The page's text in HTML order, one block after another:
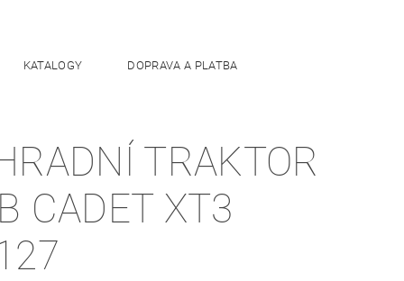
KATALOGY DOPRAVA A PLATBA
TRAKTOR
CADET XT3